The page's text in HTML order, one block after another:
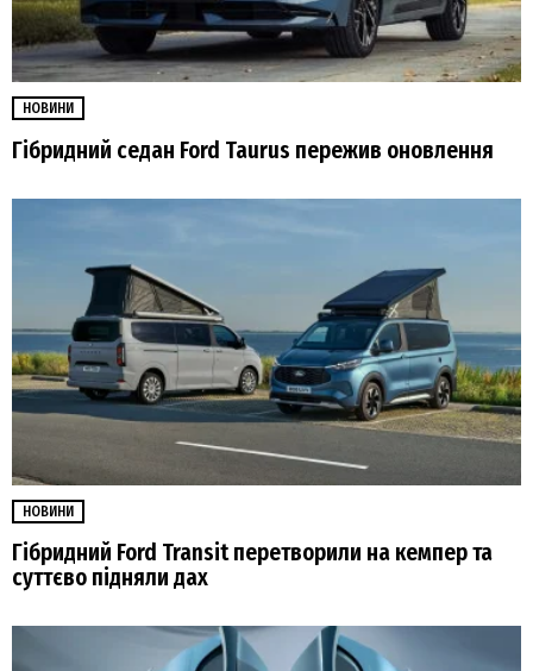
НОВИНИ
Гібридний седан Ford Taurus пережив оновлення
НОВИНИ
Гібридний Ford Transit перетворили на кемпер та
суттєво підняли дах